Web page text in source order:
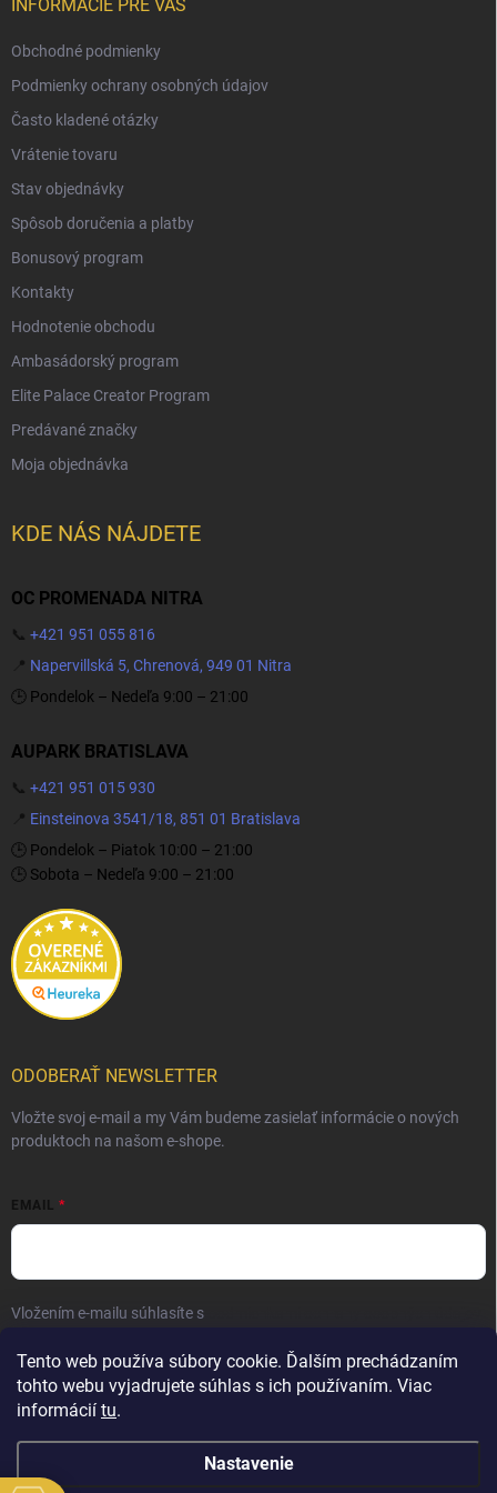
Tento web používa súbory cookie. Ďalším prechádzaním
tohto webu vyjadrujete súhlas s ich používaním. Viac
informácií tu.
Nastavenie
INFORMÁCIE PRE VÁS
Obchodné podmienky
Podmienky ochrany osobných údajov
Často kladené otázky
Vrátenie tovaru
Stav objednávky
Spôsob doručenia a platby
Bonusový program
Kontakty
Hodnotenie obchodu
Ambasádorský program
Elite Palace Creator Program
Predávané značky
Moja objednávka
KDE NÁS NÁJDETE
OC PROMENADA NITRA
📞 +421 951 055 816
📍 Napervillská 5, Chrenová, 949 01 Nitra
🕒 Pondelok – Nedeľa 9:00 – 21:00
AUPARK BRATISLAVA
📞 +421 951 015 930
📍 Einsteinova 3541/18, 851 01 Bratislava
🕒 Pondelok – Piatok 10:00 – 21:00
🕒 Sobota – Nedeľa 9:00 – 21:00
ODOBERAŤ NEWSLETTER
Vložte svoj e-mail a my Vám budeme zasielať informácie o nových
produktoch na našom e-shope.
EMAIL
Vložením e-mailu súhlasíte s
Prihlásiť sa